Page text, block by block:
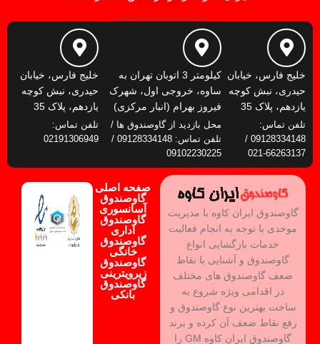
خلیج فارس، خیابان
حیدری، نبش کوچه
یازدهم، پلاک 35
تلفن تماس:
09128334148 /
66263137-021
کیلومتر 3 اتوبان تهران به
ساوه، خروجی اول، شهرک
فیروز بهرام (انبار مرکزی)
محل بازدید از گاوصندوق ها /
تلفن تماس: 09128334148 /
09102230225
خلیج فارس، خیابان
حیدری، نبش کوچه
یازدهم، پلاک 35
تلفن تماس:
02191306949
گاوصندوق ایران کاوه با مدیریت
موحدی با توجه به انجام فعالیت
خدمات بازگشایی انواع
گاوصندوق و آشنایی با نقاط
ضعف گاوصندوق های مختلف
در اقدامی ویژه شروع به
ساخت بهترین نوع گاوصندوق و
رفع نقاط ضعف آن کرده و برند
گاوصندوق ایران کاوه GM را
صفحه اصلی
گاوصندوق
آسانسوری
گاوصندوق
اداری
گاوصندوق
خانگی
گاوصندوق
زیرویترینی
گاوصندوق
بانکی